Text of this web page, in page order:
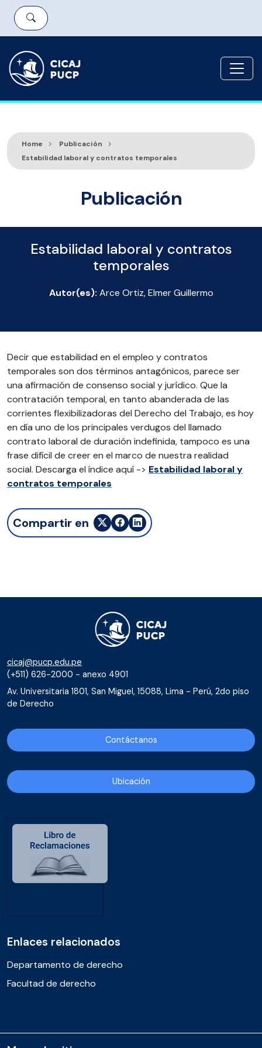
Home
Publicación
Estabilidad laboral y contratos temporales
Publicación
Estabilidad laboral y contratos
temporales
Autor(es): Arce Ortiz, Elmer Guillermo
Decir que estabilidad en el empleo y contratos
temporales son dos términos antagónicos, parece ser
una afirmación de consenso social y jurídico. Que la
contratación temporal, en tanto abanderada de las
corrientes flexibilizadoras del Derecho del Trabajo, es hoy
en día uno de los principales verdugos del llamado
contrato laboral de duración indefinida, tampoco es una
frase difícil de creer en el marco de nuestra realidad
social. Descarga el índice aquí -> Estabilidad laboral y
contratos temporales
Compartir en
cicaj@pucp.edu.pe
(+511) 626-2000 - anexo 4901
Av. Universitaria 1801, San Miguel, 15088, Lima - Perú, 2do piso
de Derecho
Contáctanos
Ubicación
Enlaces relacionados
Departamento de derecho
Facultad de derecho